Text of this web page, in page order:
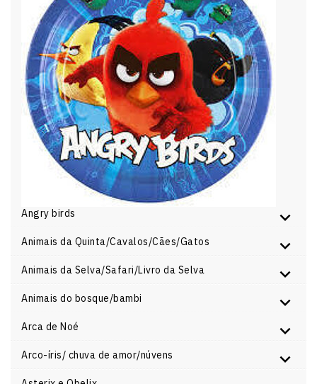
Angry birds
Animais da Quinta/Cavalos/Cães/Gatos
Animais da Selva/Safari/Livro da Selva
Animais do bosque/bambi
Arca de Noé
Arco-íris/ chuva de amor/núvens